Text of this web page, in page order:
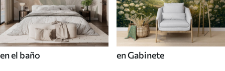
en el baño en Gabinete